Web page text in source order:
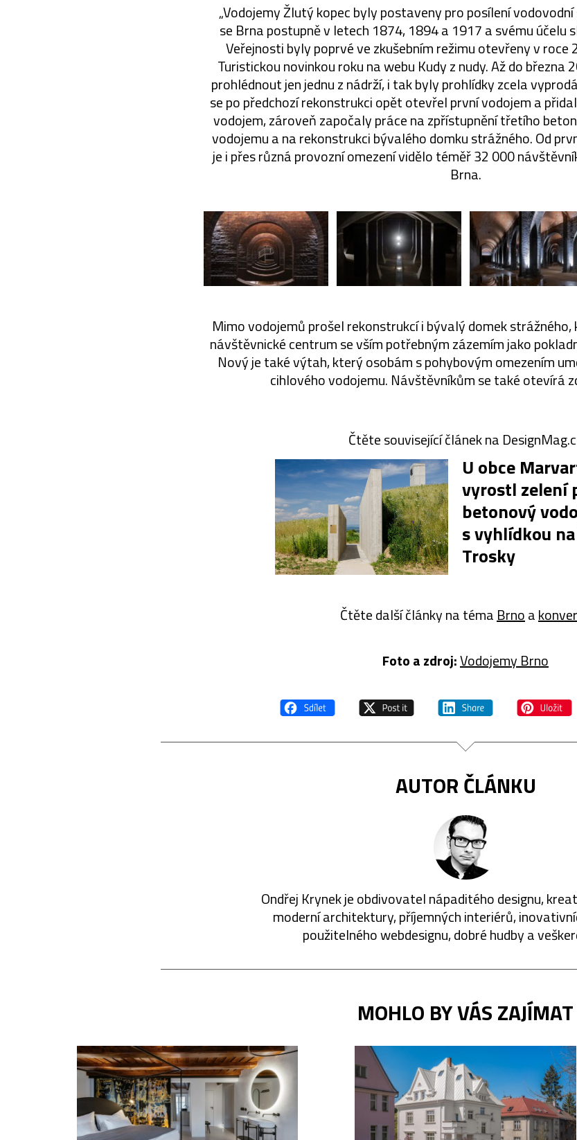
„Vodojemy Žlutý kopec byly postaveny pro posílení
se Brna postupně v letech 1874, 1894 a 1917 a svému účelu
Veřejnosti byly poprvé ve zkušebním režimu otevřeny v roce
Turistickou novinkou roku na webu Kudy z nudy. Až do března
prohlédnout jen jednu z nádrží, i tak byly prohlídky zcela
se po předchozí rekonstrukci opět otevřel první vodojem a
vodojem, zároveň započaly práce na zpřístupnění třetího
vodojemu a na rekonstrukci bývalého domku strážného. Od
je i přes různá provozní omezení vidělo téměř 32 000
Brna.
Mimo vodojemů prošel rekonstrukcí i bývalý domek
návštěvnické centrum se vším potřebným zázemím jako
Nový je také výtah, který osobám s pohybovým omezením
cihlového vodojemu. Návštěvníkům se také otevírá
Čtěte související článek na
U obce
vyrostl zelení
betonový
s vyhlídkou
Trosky
Čtěte další články na téma Brnoa
Foto a zdroj:Vodojemy Brno
AUTOR ČLÁNKU
Ondřej Krynek je obdivovatel nápaditého designu,
moderní architektury, příjemných interiérů,
použitelného webdesignu, dobré hudby a
MOHLO BY VÁS ZAJÍMAT